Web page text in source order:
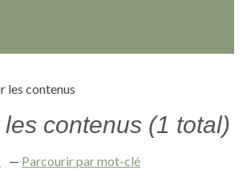
les contenus
contenus (1 total)
Parcourir par mot-clé